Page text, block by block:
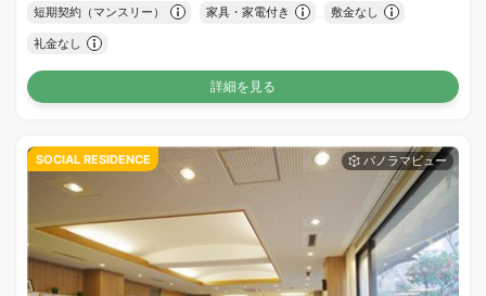
短期契約（マンスリー） 家具・家電付き 敷金なし
礼金なし
詳細を見る
SOCIAL RESIDENCE